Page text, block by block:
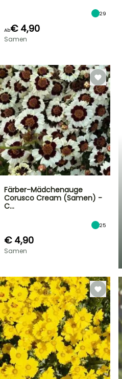
29
Ab€ 4,90
Samen
Färber-Mädchenauge
Corusco Cream (Samen) -
C…
25
€ 4,90
Samen